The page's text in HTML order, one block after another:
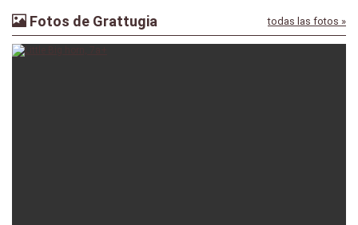
Fotos de Grattugia todas las fotos »